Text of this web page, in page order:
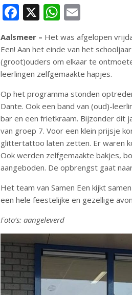
F
ac
e
b
o
o
k
X W
h
at
s
A
p
p
ai
l
Aalsmeer – Het was afgelopen
Een! Aan het einde van het
(groot)ouders om elkaar te
leerlingen zelfgemaakte hapjes.
Op het programma stonden
Dante. Ook een band van (oud)-
bar en een frietkraam. Bijzonder dit
van groep 7. Voor een klein prijsje
glittertattoo laten zetten. Er waren
Ook werden zelfgemaakte bakjes,
aangeboden. De opbrengst gaat
Het team van Samen Een kijkt
een hele feestelijke en gezellige
Foto’s: aangeleverd